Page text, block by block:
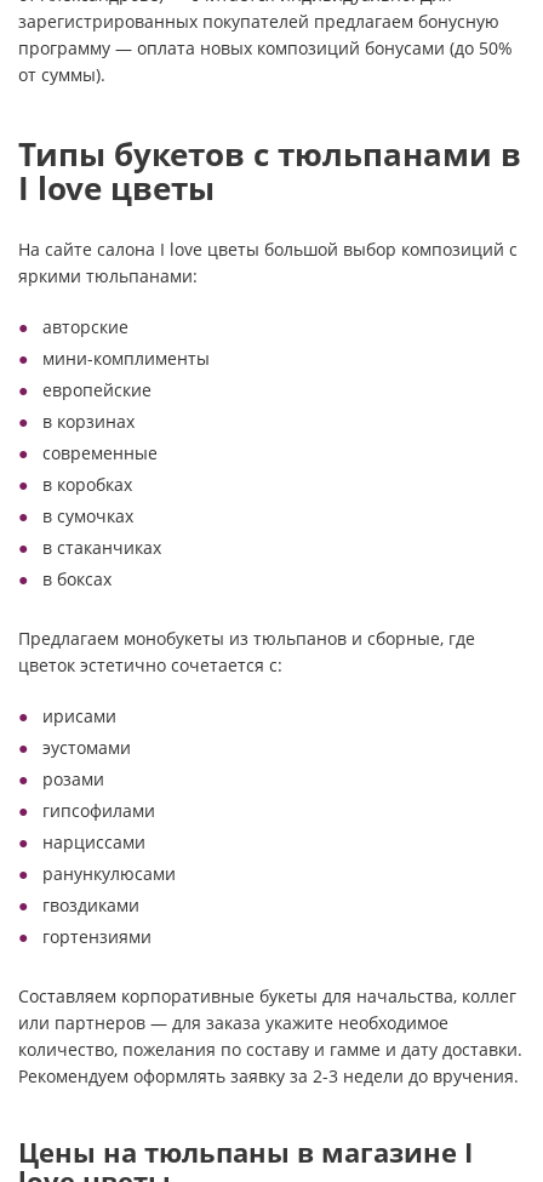
зарегистрированных покупателей предлагаем бонусную
программу — оплата новых композиций бонусами (до 50%
от суммы).
Типы букетов с тюльпанами в
I love цветы
На сайте салона I love цветы большой выбор композиций с
яркими тюльпанами:
авторские
мини-комплименты
европейские
в корзинах
современные
в коробках
в сумочках
в стаканчиках
в боксах
Предлагаем монобукеты из тюльпанов и сборные, где
цветок эстетично сочетается с:
ирисами
эустомами
розами
гипсофилами
нарциссами
ранункулюсами
гвоздиками
гортензиями
Составляем корпоративные букеты для начальства, коллег
или партнеров — для заказа укажите необходимое
количество, пожелания по составу и гамме и дату доставки.
Рекомендуем оформлять заявку за 2-3 недели до вручения.
Цены на тюльпаны в магазине I